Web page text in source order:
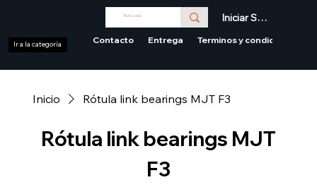
Iniciar Sesión
Contacto Entrega Terminos y condiciones
Ir a la categoría
Inicio Rótula link bearings MJT F3
Rótula link bearings MJT
F3